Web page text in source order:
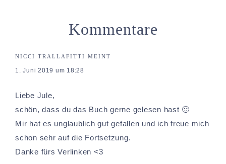
Kommentare
NICCI TRALLAFITTI MEINT
1. Juni 2019 um 18:28
Liebe Jule,
schön, dass du das Buch gerne gelesen hast 🙂
Mir hat es unglaublich gut gefallen und ich freue mich
schon sehr auf die Fortsetzung.
Danke fürs Verlinken <3